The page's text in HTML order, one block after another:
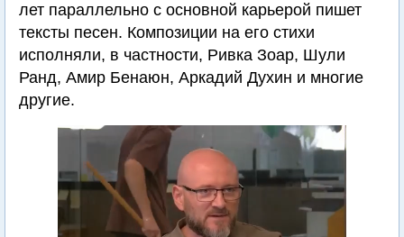
лет параллельно с основной карьерой пишет
тексты песен. Композиции на его стихи
исполняли, в частности, Ривка Зоар, Шули
Ранд, Амир Бенаюн, Аркадий Духин и многие
другие.